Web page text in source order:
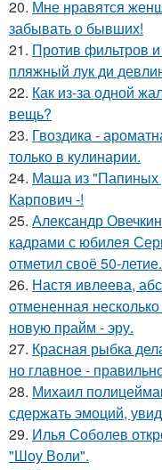
20. Мне нравятся
забывать о бывших!
21. Против фильтров
пляжный лук ди
22. Как из-за одной
вещь?
23. Гвоздика -
только в кулинарии.
24. Маша из "Папиных
Карпович -!
25. Александр
кадрами с юбилея
отметил своё 50-летие.
26. Настя ивлеева,
отмененная
новую прайм - эру.
27. Красная рыбка
но главное -
28. Михаил
сдержать эмоций,
29. Илья Соболев
"Шоу Воли".